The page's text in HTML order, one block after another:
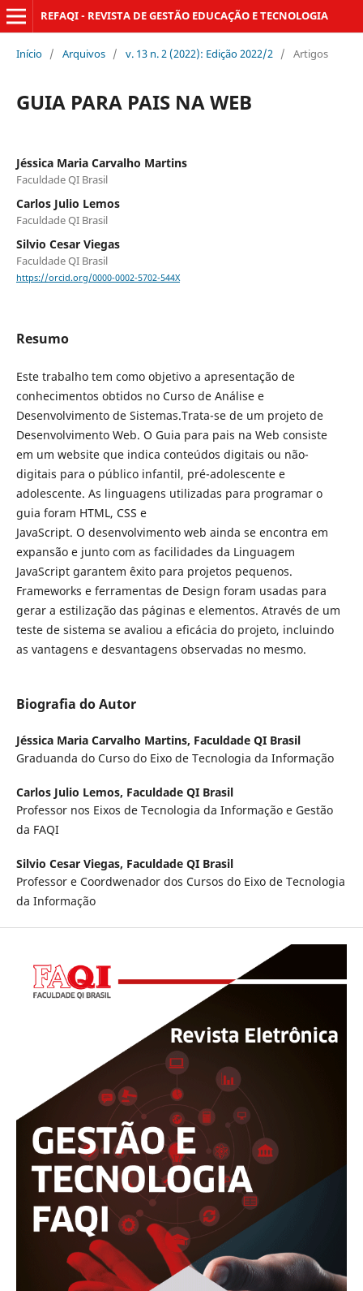
REFAQI - REVISTA DE GESTÃO EDUCAÇÃO E TECNOLOGIA
Início / Arquivos / v. 13 n. 2 (2022): Edição 2022/2 / Artigos
GUIA PARA PAIS NA WEB
Jéssica Maria Carvalho Martins
Faculdade QI Brasil
Carlos Julio Lemos
Faculdade QI Brasil
Silvio Cesar Viegas
Faculdade QI Brasil
https://orcid.org/0000-0002-5702-544X
Resumo
Este trabalho tem como objetivo a apresentação de
conhecimentos obtidos no Curso de Análise e
Desenvolvimento de Sistemas.Trata-se de um projeto de
Desenvolvimento Web. O Guia para pais na Web consiste
em um website que indica conteúdos digitais ou não-
digitais para o público infantil, pré-adolescente e
adolescente. As linguagens utilizadas para programar o
guia foram HTML, CSS e
JavaScript. O desenvolvimento web ainda se encontra em
expansão e junto com as facilidades da Linguagem
JavaScript garantem êxito para projetos pequenos.
Frameworks e ferramentas de Design foram usadas para
gerar a estilização das páginas e elementos. Através de um
teste de sistema se avaliou a eficácia do projeto, incluindo
as vantagens e desvantagens observadas no mesmo.
Biografia do Autor
Jéssica Maria Carvalho Martins, Faculdade QI Brasil
Graduanda do Curso do Eixo de Tecnologia da Informação
Carlos Julio Lemos, Faculdade QI Brasil
Professor nos Eixos de Tecnologia da Informação e Gestão
da FAQI
Silvio Cesar Viegas, Faculdade QI Brasil
Professor e Coordwenador dos Cursos do Eixo de Tecnologia
da Informação